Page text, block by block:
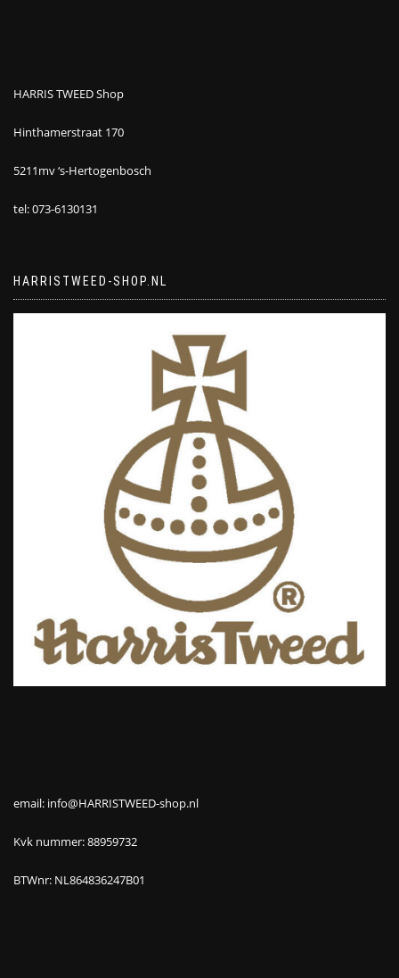
HARRIS TWEED Shop
Hinthamerstraat 170
5211mv ‘s-Hertogenbosch
tel: 073-6130131
HARRISTWEED-SHOP.NL
email: info@HARRISTWEED-shop.nl
Kvk nummer: 88959732
BTWnr: NL864836247B01